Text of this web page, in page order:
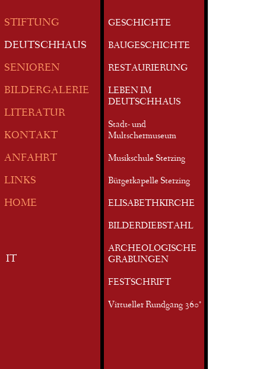
STIFTUNG
DEUTSCHHAUS
SENIOREN
BILDERGALERIE
LITERATUR
KONTAKT
ANFAHRT
LINKS
HOME
IT
GESCHICHTE
BAUGESCHICHTE
RESTAURIERUNG
LEBEN IM
DEUTSCHHAUS
Stadt- und
Multschermuseum
Musikschule Sterzing
Bürgerkapelle Sterzing
ELISABETHKIRCHE
BILDERDIEBSTAHL
ARCHEOLOGISCHE
GRABUNGEN
FESTSCHRIFT
Virtueller Rundgang 360°